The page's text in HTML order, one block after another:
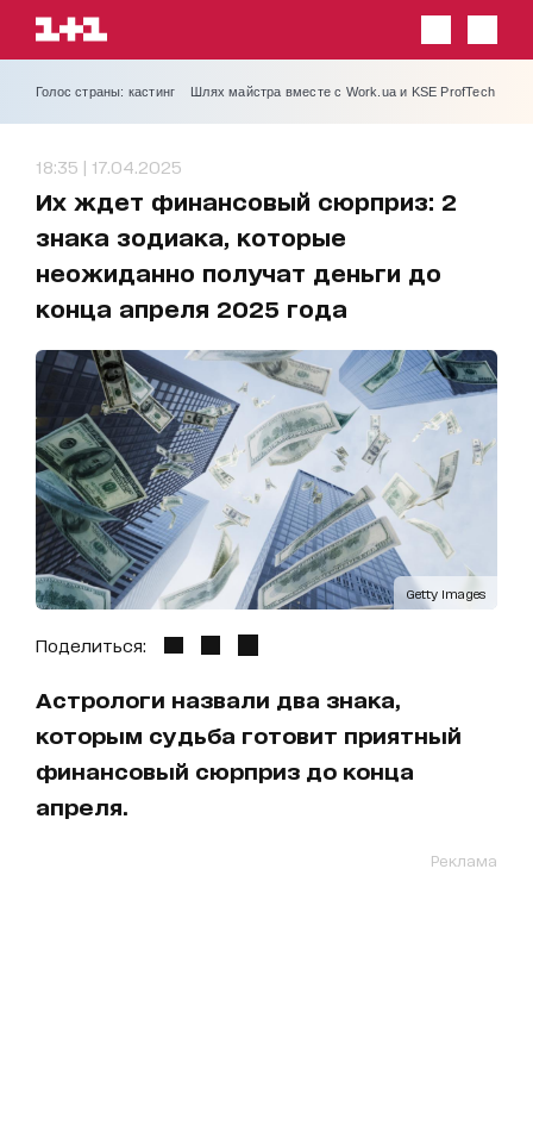
Голос страны: кастинг Шлях майстра вместе с Work.ua и KSE ProfTech
18:35 | 17.04.2025
Их ждет финансовый сюрприз: 2
знака зодиака, которые
неожиданно получат деньги до
конца апреля 2025 года
Getty Images
Поделиться:
Астрологи назвали два знака,
которым судьба готовит приятный
финансовый сюрприз до конца
апреля.
Реклама